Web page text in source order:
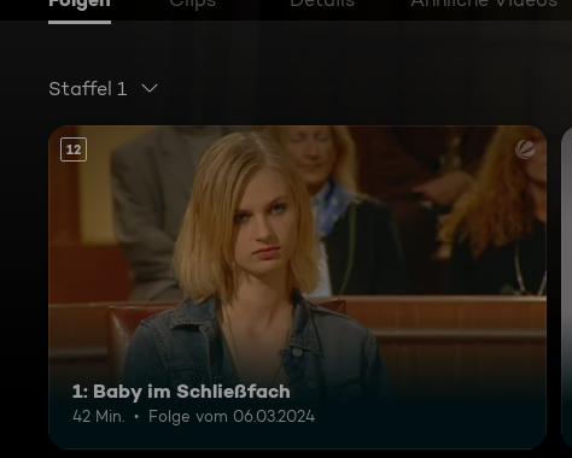
Staffel 1
12
1: Baby im Schließfach
42 Min. Folge vom 06.03.2024